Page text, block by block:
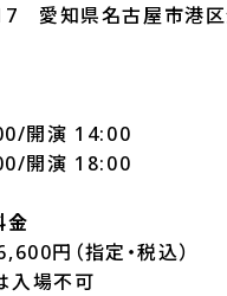
愛知県名古屋市港区
開演 14:00
開演 18:00
金
円（指定・税込）
入場不可